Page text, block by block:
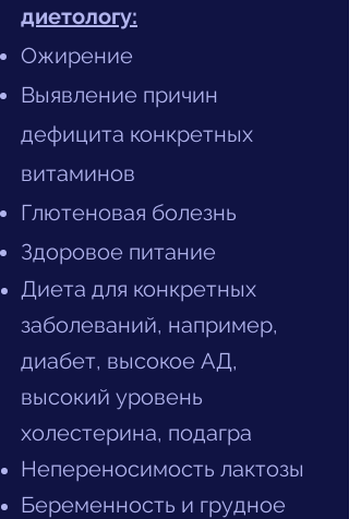
диетологу:
Ожирение
Выявление причин
дефицита конкретных
витаминов
Глютеновая болезнь
Здоровое питание
Диета для конкретных
заболеваний, например,
диабет, высокое АД,
высокий уровень
холестерина, подагра
Непереносимость лактозы
Беременность и грудное